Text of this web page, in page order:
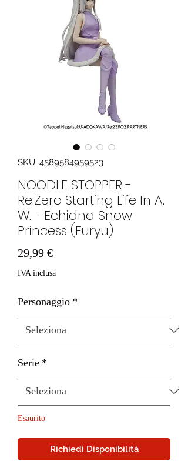
SKU: 4589584959523
NOODLE STOPPER -
Re:Zero Starting Life In A.
W. - Echidna Snow
Princess (Furyu)
29,99 €Prezzo
IVA inclusa
Personaggio *
Serie *
Esaurito
Richiedi Disponibilità